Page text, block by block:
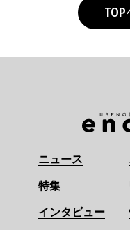
ニュース
特集
インタビュー